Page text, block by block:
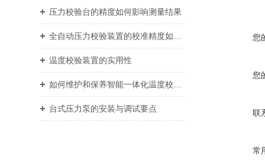
压力校验台的精度如何影响测量结果
温度校验装置的实用性
台式压力泵的安装与调试要点
您
您
联
常